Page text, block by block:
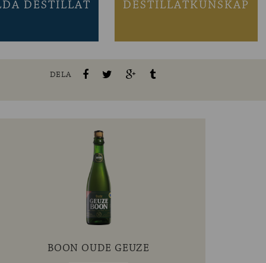
DESTILLAT DESTILLATKUNSKAP
DELA
BOON OUDE GEUZE